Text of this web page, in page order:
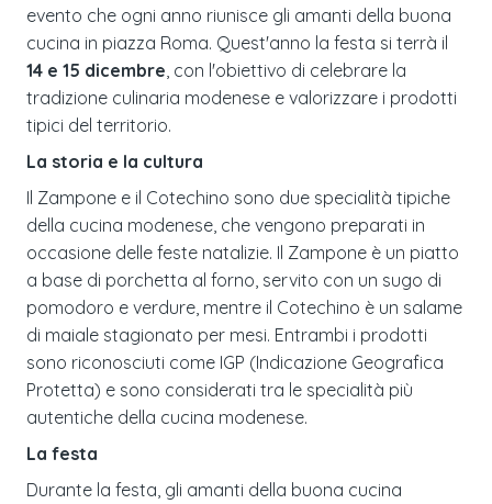
evento che ogni anno riunisce gli amanti della buona
cucina in piazza Roma. Quest'anno la festa si terrà il
14 e 15 dicembre , con l'obiettivo di celebrare la
tradizione culinaria modenese e valorizzare i prodotti
tipici del territorio.
La storia e la cultura
Il Zampone e il Cotechino sono due specialità tipiche
della cucina modenese, che vengono preparati in
occasione delle feste natalizie. Il Zampone è un piatto
a base di porchetta al forno, servito con un sugo di
pomodoro e verdure, mentre il Cotechino è un salame
di maiale stagionato per mesi. Entrambi i prodotti
sono riconosciuti come IGP (Indicazione Geografica
Protetta) e sono considerati tra le specialità più
autentiche della cucina modenese.
La festa
Durante la festa, gli amanti della buona cucina